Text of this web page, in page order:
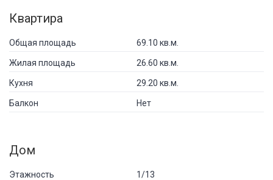
Квартира
Общая площадь 69.10 кв.м.
Жилая площадь 26.60 кв.м.
Кухня 29.20 кв.м.
Балкон Нет
Дом
Этажность 1/13